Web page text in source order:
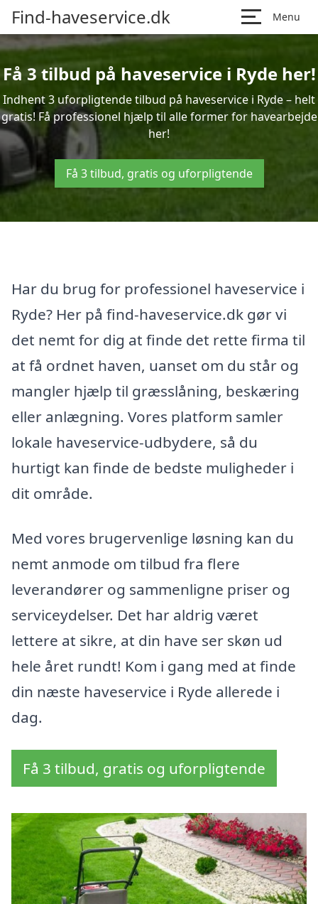
Find-haveservice.dk Menu
Få 3 tilbud på haveservice i Ryde her!
Indhent 3 uforpligtende tilbud på haveservice i Ryde – helt
gratis! Få professionel hjælp til alle former for havearbejde
her!
Få 3 tilbud, gratis og uforpligtende
Har du brug for professionel haveservice i
Ryde? Her på find-haveservice.dk gør vi
det nemt for dig at finde det rette firma til
at få ordnet haven, uanset om du står og
mangler hjælp til græsslåning, beskæring
eller anlægning. Vores platform samler
lokale haveservice-udbydere, så du
hurtigt kan finde de bedste muligheder i
dit område.
Med vores brugervenlige løsning kan du
nemt anmode om tilbud fra flere
leverandører og sammenligne priser og
serviceydelser. Det har aldrig været
lettere at sikre, at din have ser skøn ud
hele året rundt! Kom i gang med at finde
din næste haveservice i Ryde allerede i
dag.
Få 3 tilbud, gratis og uforpligtende